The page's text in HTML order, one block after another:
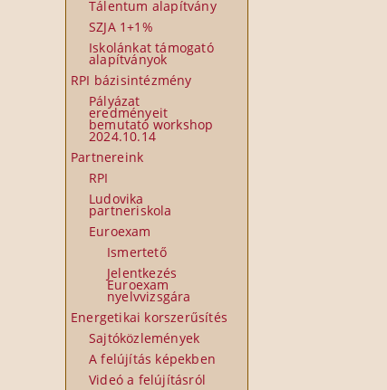
Tálentum alapítvány
SZJA 1+1%
Iskolánkat támogató
alapítványok
RPI bázisintézmény
Pályázat
eredményeit
bemutató workshop
2024.10.14
Partnereink
RPI
Ludovika
partneriskola
Euroexam
Ismertető
Jelentkezés
Euroexam
nyelvvizsgára
Energetikai korszerűsítés
Sajtóközlemények
A felújítás képekben
Videó a felújításról